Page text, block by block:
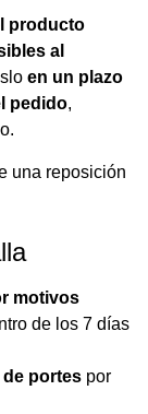
producto
al
en un plazo
pedido,
una reposición
motivos
de los 7 días
de portes por